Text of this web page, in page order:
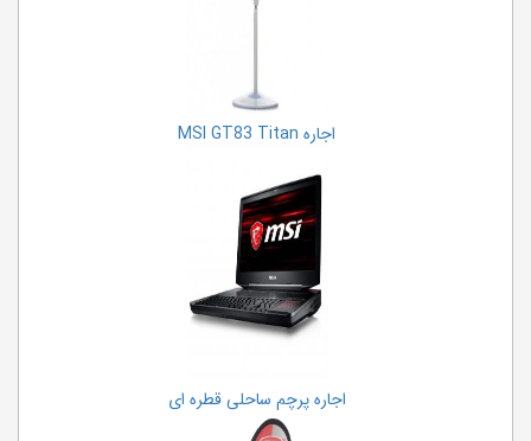
اجاره MSI GT83 Titan
اجاره پرچم ساحلی قطره ای